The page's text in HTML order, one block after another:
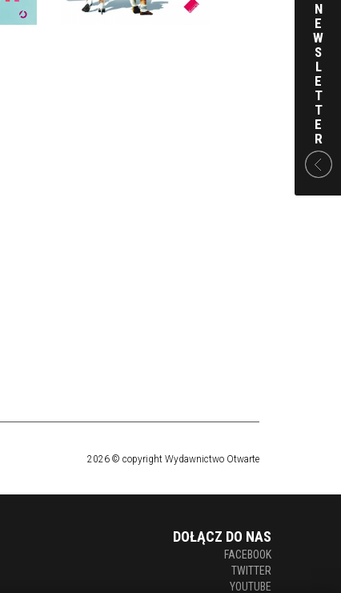
2026 © copyright Wydawnictwo Otwarte
DOŁĄCZ DO NAS
FACEBOOK
TWITTER
YOUTUBE
N
E
W
S
L
E
T
T
E
R